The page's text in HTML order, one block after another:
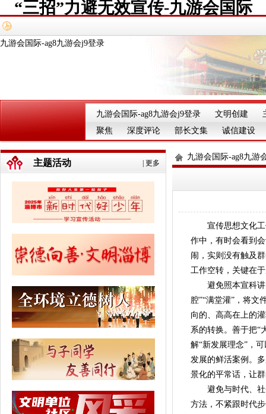
“三招”力避无效宣传-九游会国际
九游会国际-ag8九游会j9登录
九游会国际-ag8九游会j9登录 文明创建
聚焦
深度评论 部长文集 诚信建设
更多
主题活动
九游会国际-ag8九游
宣传思想文化
作中，有时会看到
闹，实则没有触及
工作空转，关键在
避免照本宣科讲
腔”“满堂灌”，将文
向的、高高在上的
系的转换。善于把“
解“新发展理念”，
发展的鲜活案例。
景化的平常话，让
避免与时代、社
方法，不紧跟时代